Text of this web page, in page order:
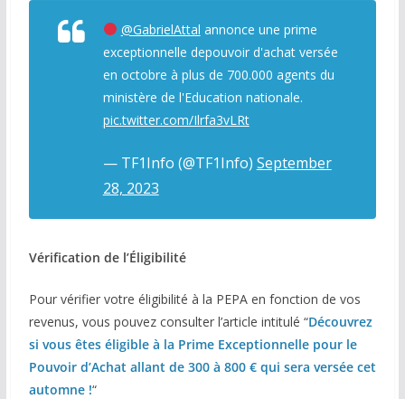
@GabrielAttal annonce une prime
exceptionnelle depouvoir d'achat versée
en octobre à plus de 700.000 agents du
ministère de l'Education nationale.
pic.twitter.com/Ilrfa3vLRt
— TF1Info (@TF1Info) September
28, 2023
Vérification de l’Éligibilité
Pour vérifier votre éligibilité à la PEPA en fonction de vos
revenus, vous pouvez consulter l’article intitulé “Découvrez
si vous êtes éligible à la Prime Exceptionnelle pour le
Pouvoir d’Achat allant de 300 à 800 € qui sera versée cet
automne !“